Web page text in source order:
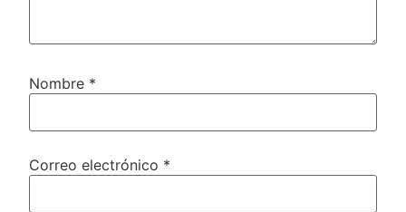
Nombre *
Correo electrónico *